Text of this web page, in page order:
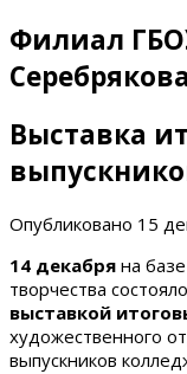
Филиал
Выставка
Опубликовано 15
14 декабря на
творчества
выставкой
художественного
выпускников